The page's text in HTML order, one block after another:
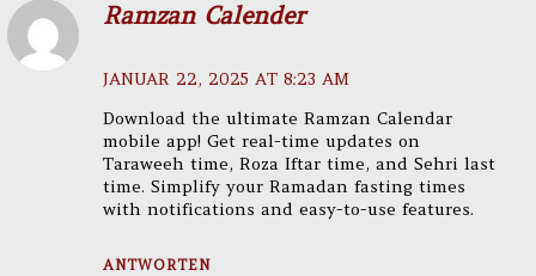
Ramzan Calender
JANUAR 22, 2025 AT 8:23 AM
Download the ultimate Ramzan Calendar
mobile app! Get real-time updates on
Taraweeh time, Roza Iftar time, and Sehri last
time. Simplify your Ramadan fasting times
with notifications and easy-to-use features.
ANTWORTEN